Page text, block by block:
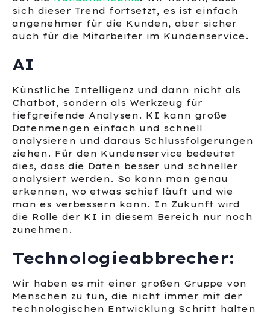
sich dieser Trend fortsetzt, es ist einfach
angenehmer für die Kunden, aber sicher
auch für die Mitarbeiter im Kundenservice.
AI
Künstliche Intelligenz und dann nicht als
Chatbot, sondern als Werkzeug für
tiefgreifende Analysen. KI kann große
Datenmengen einfach und schnell
analysieren und daraus Schlussfolgerungen
ziehen. Für den Kundenservice bedeutet
dies, dass die Daten besser und schneller
analysiert werden. So kann man genau
erkennen, wo etwas schief läuft und wie
man es verbessern kann. In Zukunft wird
die Rolle der KI in diesem Bereich nur noch
zunehmen.
Technologieabbrecher:
Wir haben es mit einer großen Gruppe von
Menschen zu tun, die nicht immer mit der
technologischen Entwicklung Schritt halten